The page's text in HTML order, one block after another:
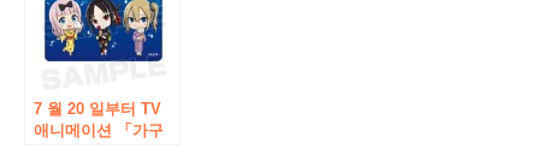
스토어 ‘1 월 25 일
(금)부터 스타트!
7 월 20 일부터 TV
애니메이션 「가구